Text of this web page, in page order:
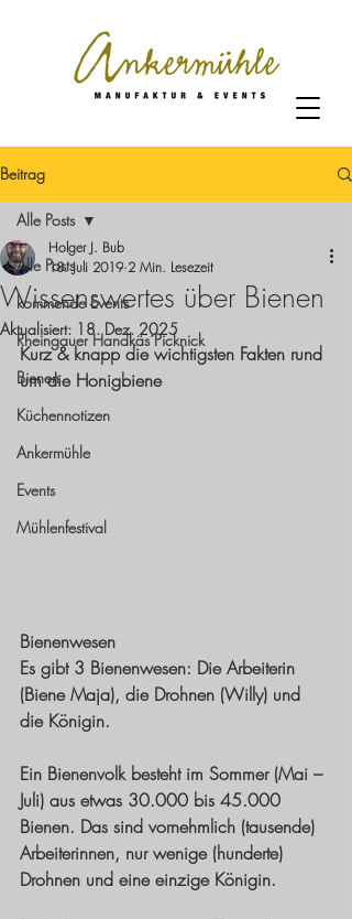
Beitrag
Alle Posts
kommende Events
Rheingauer Handkäs´Picknick
Bienen
Küchennotizen
Ankermühle
Events
Mühlenfestival
Alle Posts
Wissenswertes über Bienen
Holger J. Bub
18. Juli 2019 2 Min. Lesezeit
Aktualisiert: 18. Dez. 2025
Kurz & knapp die wichtigsten Fakten rund
um die Honigbiene
Bienenwesen
Es gibt 3 Bienenwesen: Die Arbeiterin
(Biene Maja), die Drohnen (Willy) und
die Königin.
Ein Bienenvolk besteht im Sommer (Mai –
Juli) aus etwas 30.000 bis 45.000
Bienen. Das sind vornehmlich (tausende)
Arbeiterinnen, nur wenige (hunderte)
Drohnen und eine einzige Königin.